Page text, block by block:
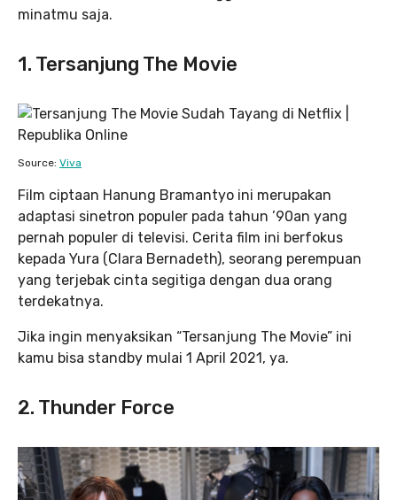
minatmu saja.
1. Tersanjung The Movie
Source: Viva
Film ciptaan Hanung Bramantyo ini merupakan
adaptasi sinetron populer pada tahun ’90an yang
pernah populer di televisi. Cerita film ini berfokus
kepada Yura (Clara Bernadeth), seorang perempuan
yang terjebak cinta segitiga dengan dua orang
terdekatnya.
Jika ingin menyaksikan “Tersanjung The Movie” ini
kamu bisa standby mulai 1 April 2021, ya.
2. Thunder Force